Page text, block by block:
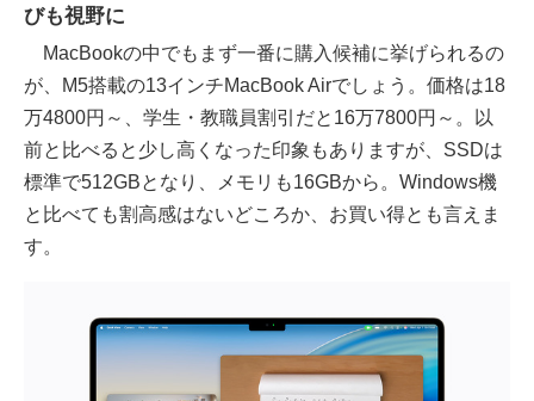
びも視野に
MacBookの中でもまず一番に購入候補に挙げられるの
が、M5搭載の13インチMacBook Airでしょう。価格は18
万4800円～、学生・教職員割引だと16万7800円～。以
前と比べると少し高くなった印象もありますが、SSDは
標準で512GBとなり、メモリも16GBから。Windows機
と比べても割高感はないどころか、お買い得とも言えま
す。